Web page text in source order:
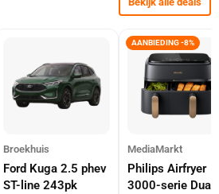
Broekhuis
Ford Kuga 2.5 phev
ST-line 243pk
AANBIEDING -8%
MediaMarkt
Philips Airfryer
3000-serie Dual